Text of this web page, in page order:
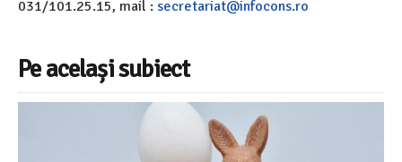
031/101.25.15, mail : secretariat@infocons.ro
Pe același subiect